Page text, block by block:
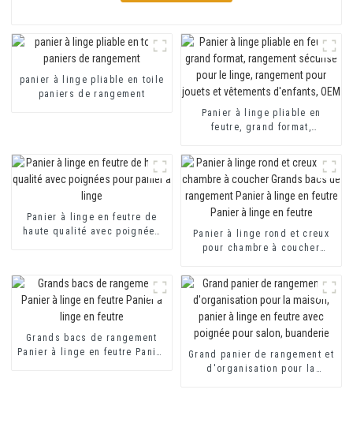
panier à linge pliable en toile
paniers de rangement
Panier à linge pliable en
feutre, grand format,
linge, rangement pour jouets
et vêtements d'enfants, OEM
Panier à linge en feutre de
haute qualité avec poignées
Panier à linge rond et creux
pour chambre à coucher
Panier à linge en feutre Panier
à linge en feutre
Grands bacs de rangement
Panier à linge en feutre Panier
Grand panier de rangement et
d'organisation pour la